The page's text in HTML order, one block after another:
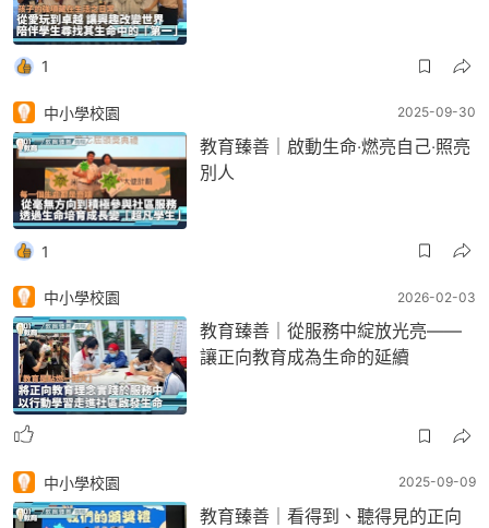
1
中小學校園 2025-09-30
教育臻善｜啟動生命‧燃亮自己‧照亮
別人
1
中小學校園 2026-02-03
教育臻善｜從服務中綻放光亮——
讓正向教育成為生命的延續
中小學校園 2025-09-09
教育臻善｜看得到、聽得見的正向